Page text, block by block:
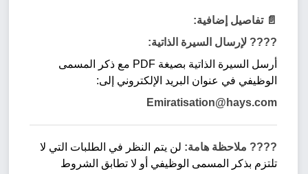
📄 تفاصيل إضافية:
???? لإرسال السيرة الذاتية:
أرسل السيرة الذاتية بصيغة PDF مع ذكر المسمى
الوظيفي في عنوان البريد الإلكتروني إلى:
Emiratisation@hays.com
???? ملاحظة هامة: لن يتم النظر في الطلبات التي لا
تلتزم بذكر المسمى الوظيفي أو لا تطابق الشروط